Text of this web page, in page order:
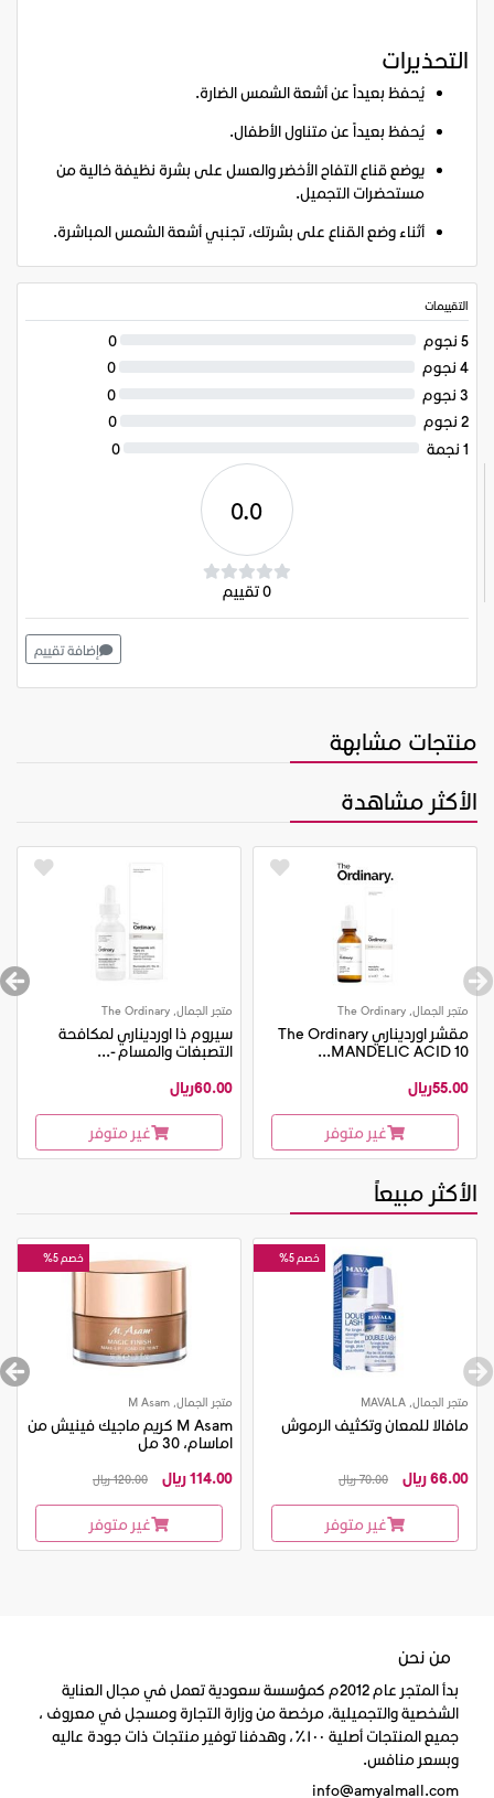
التحذيرات
يُحفظ بعيداً عن أشعة الشمس الضارة.
يُحفظ بعيداً عن متناول الأطفال.
يوضع قناع التفاح الأخضر والعسل على بشرة نظيفة خالية من
مستحضرات التجميل.
أثناء وضع القناع على بشرتك، تجنبي أشعة الشمس المباشرة.
التقييمات
5 نجوم
0
4 نجوم
0
3 نجوم
0
2 نجوم
0
1 نجمة
0
0.0
0 تقييم
إضافة تقييم
منتجات مشابهة
الأكثر مشاهدة
متجر الجمال, The Ordinary
مقشر اورديناري The Ordinary
MANDELIC ACID 10...
55.00ريال
غير متوفر
متجر الجمال, The Ordinary
سيروم ذا اورديناري لمكافحة
التصبغات والمسام -...
60.00ريال
غير متوفر
الأكثر مبيعاً
خصم 5%
متجر الجمال, MAVALA
مافالا للمعان وتكثيف الرموش
66.00 ريال 70.00 ريال
غير متوفر
خصم 5%
متجر الجمال, M Asam
M Asam كريم ماجيك فينيش من
اماسام، 30 مل
114.00 ريال
120.00 ريال
غير متوفر
من نحن
بدأ المتجر عام 2012م كمؤسسة سعودية تعمل في مجال العناية
الشخصية والتجميلية، مرخصة من وزارة التجارة ومسجل في معروف ،
جميع المنتجات أصلية ١٠٠٪، وهدفنا توفير منتجات ذات جودة عاليه
وبسعر منافس.
info@amyalmall.com